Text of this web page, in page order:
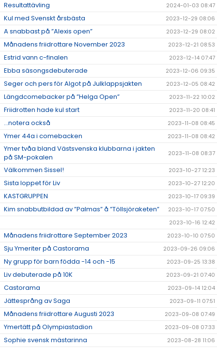
Resultattävling 2024-01-03 08:47
Kul med Svenskt årsbästa 2023-12-29 08:06
A snabbast på ”Alexis open” 2023-12-29 08:02
Månadens friidrottare November 2023 2023-12-21 08:53
Estrid vann c-finalen 2023-12-14 07:47
Ebba säsongsdebuterade 2023-12-06 09:35
Seger och pers för Algot på Julklappsjakten 2023-12-05 08:42
Längdcomebacker på ”Helga Open” 2023-11-22 10:02
Friidrotten hade kul start 2023-11-20 08:41
...notera också 2023-11-08 08:45
Ymer 44a i comebacken 2023-11-08 08:42
Ymer tvåa bland Västsvenska klubbarna i jakten
på SM-pokalen
2023-11-08 08:37
Välkommen Sissel! 2023-10-27 12:23
Sista loppet för Liv 2023-10-27 12:20
KASTGRUPPEN 2023-10-17 09:39
Kim snabbutbildad av ”Palmas” å ”Töllsjöraketen”
2023-10-17 07:50
2023-10-16 12:42
Månadens friidrottare September 2023 2023-10-10 07:50
Sju Ymeriter på Castorama 2023-09-26 09:06
Ny grupp för barn födda -14 och -15 2023-09-25 13:38
Liv debuterade på 10K 2023-09-21 07:40
Castorama 2023-09-14 12:04
Jättesprång av Saga 2023-09-11 07:51
Månadens friidrottare Augusti 2023 2023-09-08 07:49
Ymertätt på Olympiastadion 2023-09-08 07:33
Sophie svensk mästarinna 2023-08-28 11:06